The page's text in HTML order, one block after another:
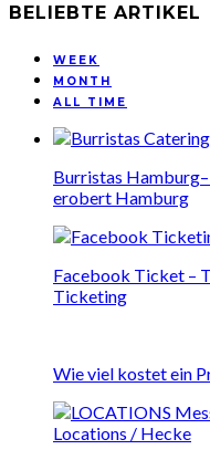
BELIEBTE ARTIKEL
WEEK
MONTH
ALL TIME
Burristas
erobert Hamburg
Facebook Ticket –
Ticketing
Wie viel kostet ein